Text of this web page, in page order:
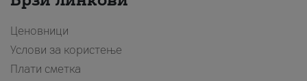
Ценовници
Услови за користење
Плати сметка